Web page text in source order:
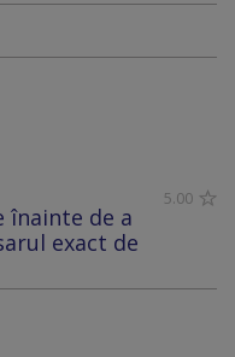
5.00
înainte de a
exact de